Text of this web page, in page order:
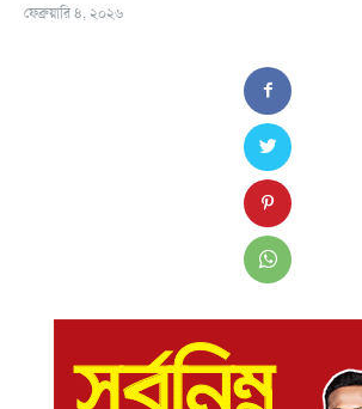
ফেব্রুয়ারি ৪, ২০২৬